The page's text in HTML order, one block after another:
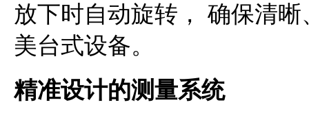
放下时自动旋转， 确保清
美台式设备。
精准设计的测量系统